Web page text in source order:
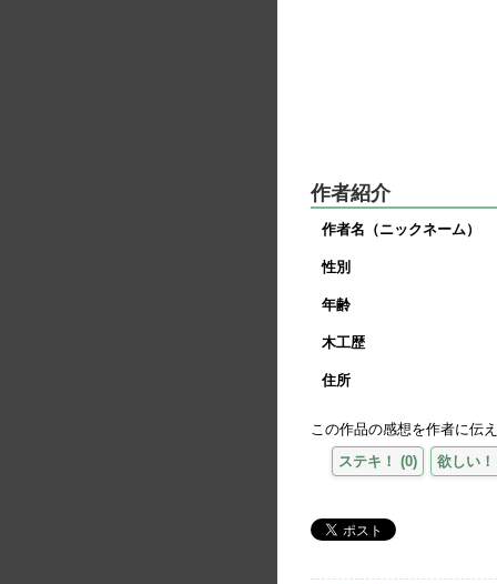
作者紹介
作者名（ニックネーム）
性別
年齢
木工歴
住所
この作品の感想を作者に伝
ステキ！ (0) 欲しい！